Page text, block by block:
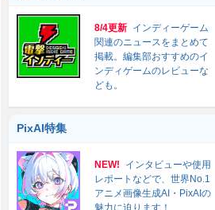
8/4更新 インディーゲーム
関連のニュースをまとめて
掲載。編集部おすすめのイ
ンディゲームのレビューな
ども。
PixAI特集
NEW!
インタビューや使用
レポートなどで、世界No.1
アニメ画像生成AI・PixAIの
魅力に迫ります！